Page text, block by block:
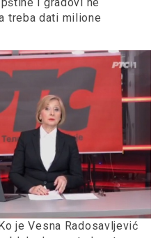
i gradovi ne
treba dati milione
je Vesna Radosavljević